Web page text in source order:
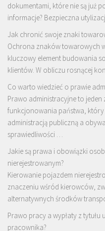
dokumentami, które nie są już
informacje? Bezpieczna
Jak chronić swoje znaki
Ochrona znaków towarowych
kluczowy element budowania
klientów. W obliczu rosnącej
Co warto wiedzieć o prawie
Prawo administracyjne to
funkcjonowania państwa, który
administracją publiczną a
sprawiedliwości …
Jakie są prawa i obowiązki
nierejestrowanym?
Kierowanie pojazdem
znaczeniu wśród kierowców,
alternatywnych środków
Prawo pracy a wypłaty z tytułu
pracownika?